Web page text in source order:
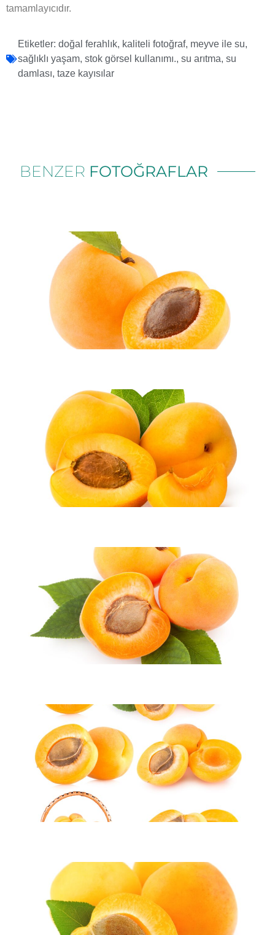
tamamlayıcıdır.
Etiketler: doğal ferahlık, kaliteli fotoğraf, meyve ile su,
sağlıklı yaşam, stok görsel kullanımı., su arıtma, su
damlası, taze kayısılar
BENZER FOTOĞRAFLAR